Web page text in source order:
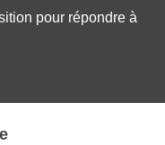
pour répondre à